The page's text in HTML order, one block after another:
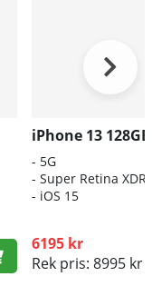
iPhone 13 128GB
- 5G
- Super Retina
- iOS 15
6195 kr
Rek pris: 8995 kr